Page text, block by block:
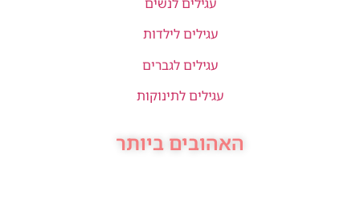
עגילים לילדות
עגילים לגברים
עגילים לתינוקות
האהובים ביותר